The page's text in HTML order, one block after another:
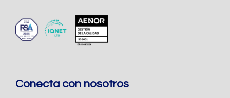
Conecta con nosotros